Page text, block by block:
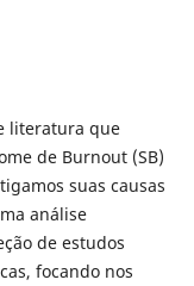
literatura que
de Burnout (SB)
suas causas
análise
de estudos
focando nos